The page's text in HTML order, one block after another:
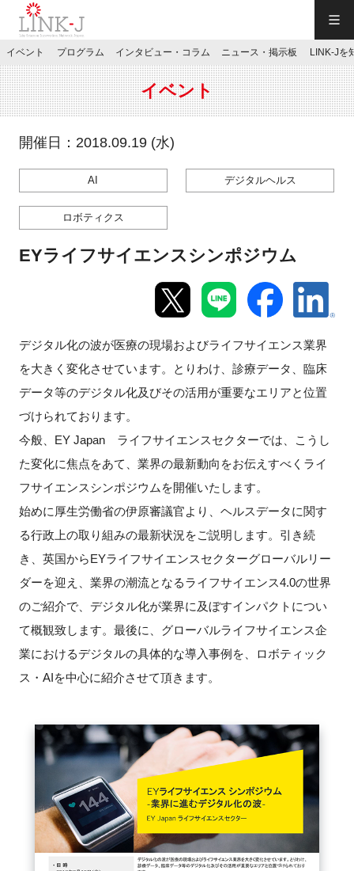
JP／EN
特別会員専用メニュー
イベント
プログラム
インタビュー・コラム
ニュース・掲示板
LINK-Jを知る
特別会員
施設・アクセス
FAQ
イベントお知らせメール登録
イベント プログラム インタビュー・コラム ニュース・掲示板 LINK-Jを
イベント
開催日：2018.09.19 (水)
AI デジタルヘルス
ロボティクス
EYライフサイエンスシンポジウム
デジタル化の波が医療の現場およびライフサイエンス業界
を大きく変化させています。とりわけ、診療データ、臨床
データ等のデジタル化及びその活用が重要なエリアと位置
づけられております。
今般、EY Japan ライフサイエンスセクターでは、こうし
た変化に焦点をあて、業界の最新動向をお伝えすべくライ
フサイエンスシンポジウムを開催いたします。
始めに厚生労働省の伊原審議官より、ヘルスデータに関す
る行政上の取り組みの最新状況をご説明します。引き続
き、英国からEYライフサイエンスセクターグローバルリー
ダーを迎え、業界の潮流となるライフサイエンス4.0の世界
のご紹介で、デジタル化が業界に及ぼすインパクトについ
て概観致します。最後に、グローバルライフサイエンス企
業におけるデジタルの具体的な導入事例を、ロボティック
ス・AIを中心に紹介させて頂きます。